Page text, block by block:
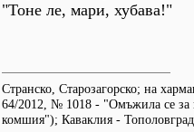
"Тоне ле, мари, хубава!"
Странско, Старозагорско; на
64/2012, № 1018 - "Омъжила се за
комшия"); Каваклия -